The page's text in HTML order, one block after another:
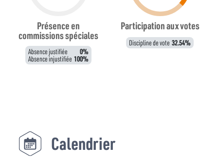
Présence en
commissions spéciales
Absence justifiée 0%
Absence injustifiée 100%
Participation aux votes
Discipline de vote 32.54%
Calendrier